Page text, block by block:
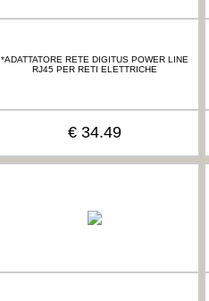
*ADATTATORE RETE DIGITUS POWER LINE
RJ45 PER RETI ELETTRICHE
€ 34.49